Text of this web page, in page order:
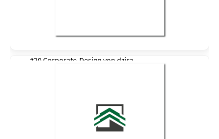
#20 Corporate-Design von dzira